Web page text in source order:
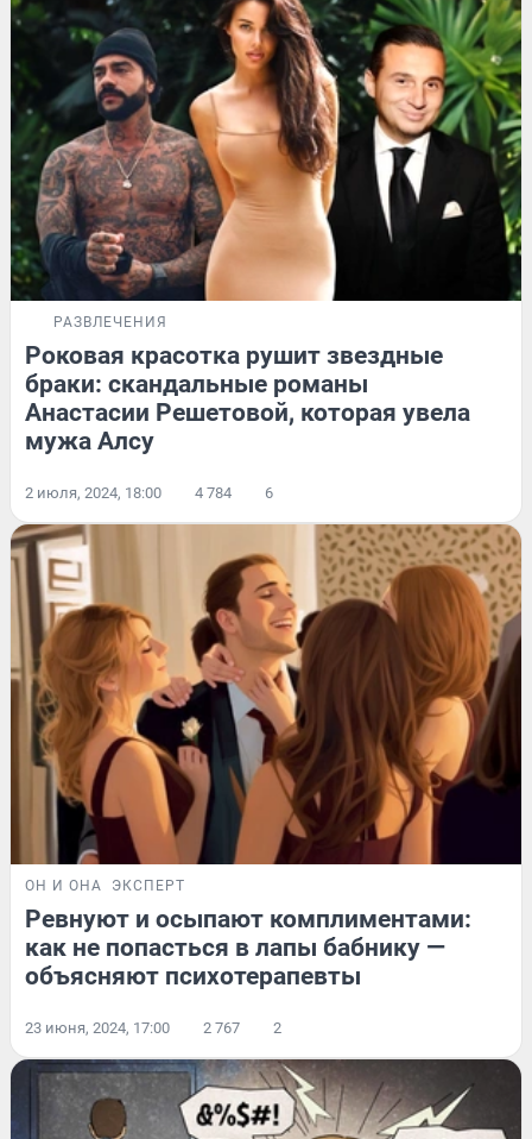
РАЗВЛЕЧЕНИЯ
Роковая красотка рушит звездные
браки: скандальные романы
Анастасии Решетовой, которая увела
мужа Алсу
2 июля, 2024, 18:00 4 784 6
ОН И ОНА ЭКСПЕРТ
Ревнуют и осыпают комплиментами:
как не попасться в лапы бабнику —
объясняют психотерапевты
23 июня, 2024, 17:00 2 767 2